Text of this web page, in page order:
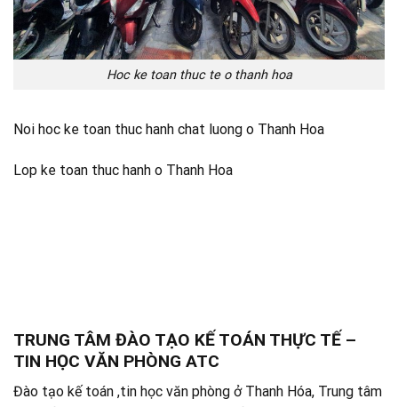
Hoc ke toan thuc te o thanh hoa
Noi hoc ke toan thuc hanh chat luong o Thanh Hoa
Lop ke toan thuc hanh o Thanh Hoa
TRUNG TÂM ĐÀO TẠO KẾ TOÁN THỰC TẾ –
TIN HỌC VĂN PHÒNG ATC
Đào tạo kế toán ,tin học văn phòng ở Thanh Hóa, Trung tâm